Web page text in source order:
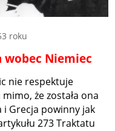
roku
wobec Niemiec
nie respektuje
że została ona
i Grecja powinny jak
273 Traktatu